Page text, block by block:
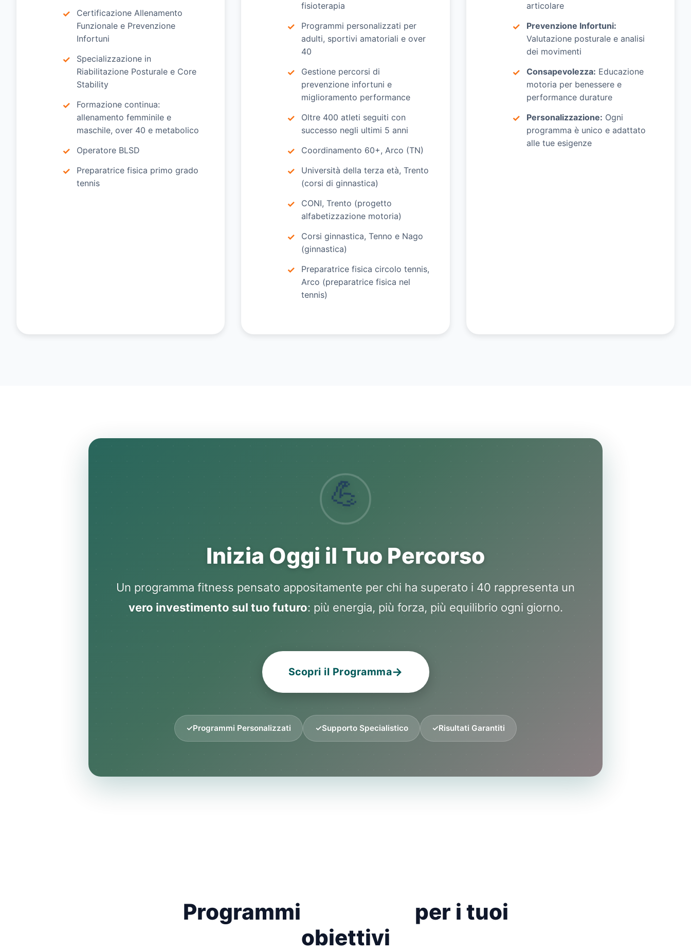
Certificazione Allenamento
Funzionale e Prevenzione
Infortuni
Specializzazione in
Riabilitazione Posturale e Core
Stability
Formazione continua:
allenamento femminile e
maschile, over 40 e metabolico
Operatore BLSD
Preparatrice fisica primo grado
tennis
fisioterapia
Programmi personalizzati per
adulti, sportivi amatoriali e over
40
Gestione percorsi di
prevenzione infortuni e
miglioramento performance
Oltre 400 atleti seguiti con
successo negli ultimi 5 anni
Coordinamento 60+, Arco (TN)
Università della terza età, Trento
(corsi di ginnastica)
CONI, Trento (progetto
alfabetizzazione motoria)
Corsi ginnastica, Tenno e Nago
(ginnastica)
Preparatrice fisica circolo tennis,
Arco (preparatrice fisica nel
tennis)
articolare
Prevenzione Infortuni:
Valutazione posturale e analisi
dei movimenti
Consapevolezza: Educazione
motoria per benessere e
performance durature
Personalizzazione: Ogni
programma è unico e adattato
alle tue esigenze
💪
Inizia Oggi il Tuo Percorso
Un programma fitness pensato appositamente per chi ha superato i 40 rappresenta un
vero investimento sul tuo futuro: più energia, più forza, più equilibrio ogni giorno.
Scopri il Programma→
✓Programmi Personalizzati ✓Supporto Specialistico ✓Risultati Garantiti
Programmi
per i tuoi
obiettivi